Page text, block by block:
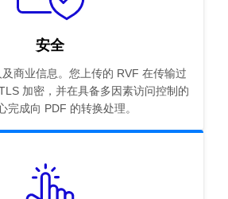
安全
商业信息。您上传的 RVF 在传输过
加密，并在具备多因素访问控制的
完成向 PDF 的转换处理。